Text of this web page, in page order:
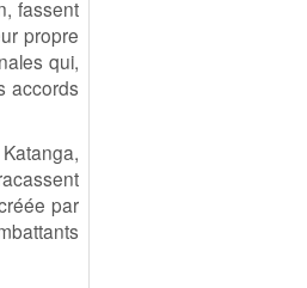
fassent
propre
qui,
accords
par